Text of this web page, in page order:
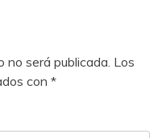
no será publicada. Los
con *